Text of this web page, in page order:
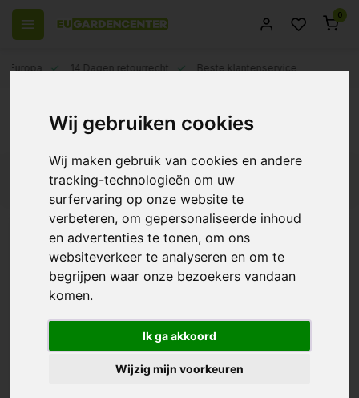
Wij gebruiken cookies
Wij maken gebruik van cookies en andere
tracking-technologieën om uw
surfervaring op onze website te
verbeteren, om gepersonaliseerde inhoud
en advertenties te tonen, om ons
websiteverkeer te analyseren en om te
begrijpen waar onze bezoekers vandaan
komen.
Ik ga akkoord
Wijzig mijn voorkeuren
0
Europa 14 Dagen retourrecht Beste klantenservice
Waterverwarmers
Sicce Scuba
Vatverwarmer met